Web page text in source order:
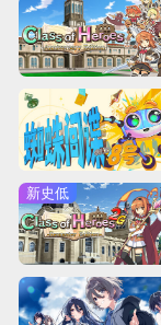
新史低